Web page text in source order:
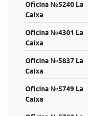
Oficina №5240 La
Caixa
Oficina №4301 La
Caixa
Oficina №5837 La
Caixa
Oficina №5749 La
Caixa